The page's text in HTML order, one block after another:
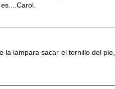
la lampara sacar el tornillo del